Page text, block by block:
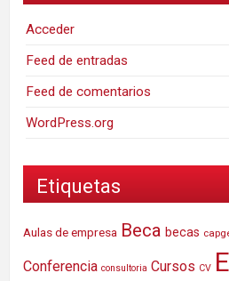
Acceder
Feed de entradas
Feed de comentarios
WordPress.org
Etiquetas
Aulas de empresa Beca becas
Conferencia consultoria Cursos CV